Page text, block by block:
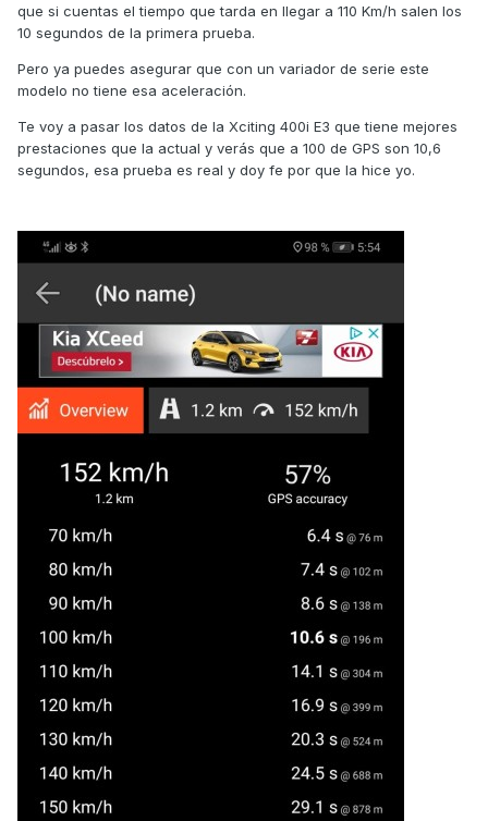
que si cuentas el tiempo que tarda en llegar a 110 Km/h salen los
10 segundos de la primera prueba.
Pero ya puedes asegurar que con un variador de serie este
modelo no tiene esa aceleración.
Te voy a pasar los datos de la Xciting 400i E3 que tiene mejores
prestaciones que la actual y verás que a 100 de GPS son 10,6
segundos, esa prueba es real y doy fe por que la hice yo.